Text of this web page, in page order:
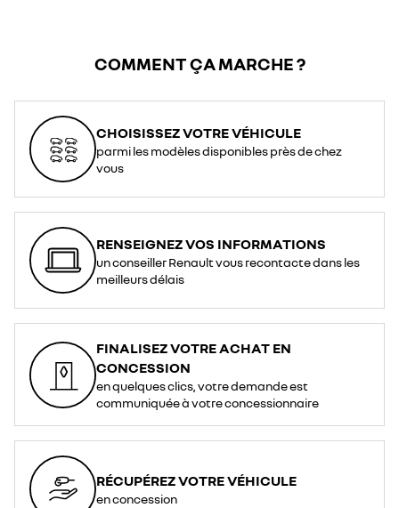
COMMENT ÇA MARCHE ?
CHOISISSEZ VOTRE VÉHICULE
parmi les modèles disponibles près de chez
vous
RENSEIGNEZ VOS INFORMATIONS
un conseiller Renault vous recontacte dans les
meilleurs délais
FINALISEZ VOTRE ACHAT EN
CONCESSION
en quelques clics, votre demande est
communiquée à votre concessionnaire
RÉCUPÉREZ VOTRE VÉHICULE
en concession